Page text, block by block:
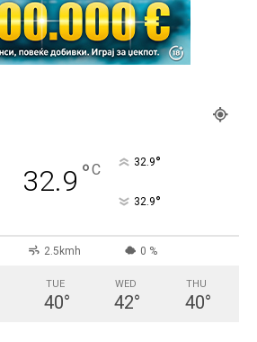
32.9 °C 32.9°
32.9°
2.5kmh 0 %
TUE
40°
WED
42°
THU
40°